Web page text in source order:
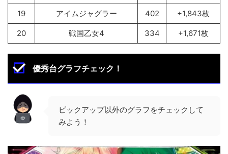
19 アイムジャグラー 402 +1,843枚
20 戦国乙女4 334 +1,671枚
優秀台グラフチェック！
ピックアップ以外のグラフをチェックして
みよう！